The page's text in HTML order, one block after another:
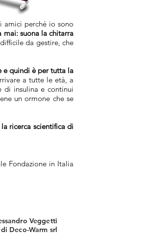
amici perché io sono
mai: suona la chitarra
da gestire, che
e quindi è per tutta la
a tutte le età, a
di insulina e continui
un ormone che se
ricerca scientifica di
Fondazione in Italia
Veggetti
di Deco-Warm srl